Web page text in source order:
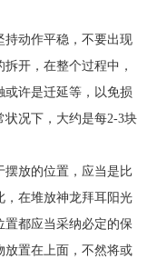
持动作平稳，不要出现
开，在整个过程中，
许是迁延等，以免损
况下，大约是每2-3块
放的位置，应当是比
，在堆放神龙拜耳阳光
都应当采纳必定的保
放置在上面，不然将或